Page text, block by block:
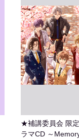
★補講委員会 限
ラマCD ～